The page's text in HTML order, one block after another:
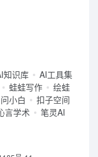
知识库
AI工具集
蛙蛙写作
绘蛙
问小白
扣子空间
言学术 笔灵AI